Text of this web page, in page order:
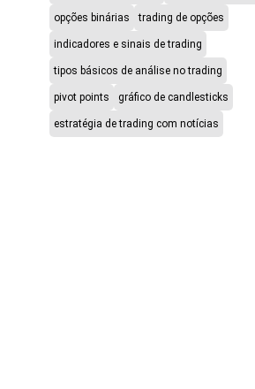
opções binárias trading de opções
indicadores e sinais de trading
tipos básicos de análise no trading
pivot points gráfico de candlesticks
estratégia de trading com notícias